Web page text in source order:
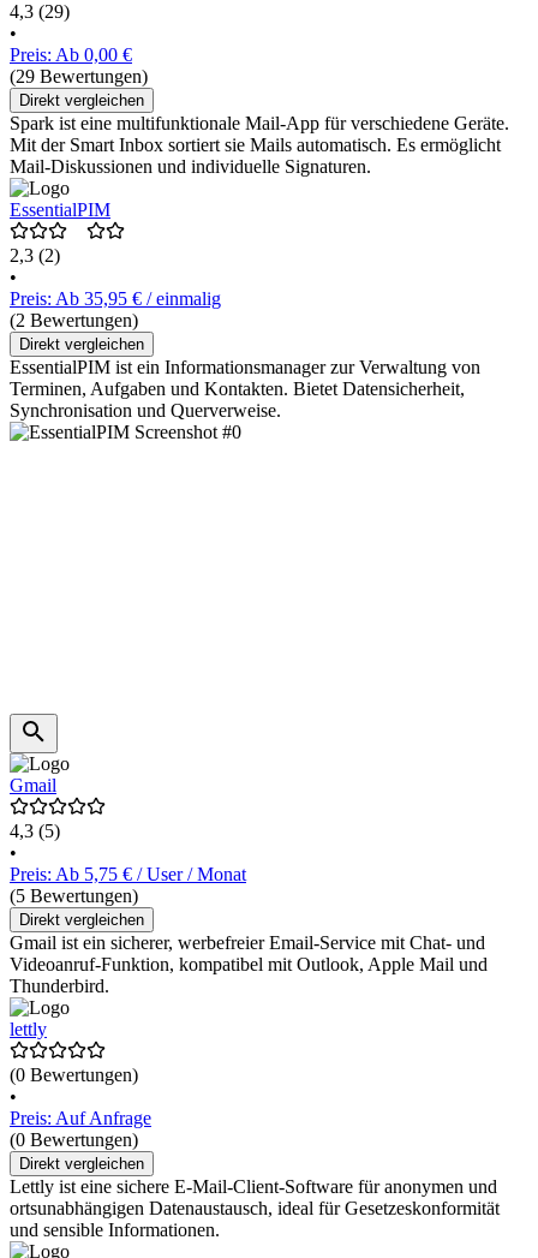
4,3 (29)
•
Preis: Ab 0,00 €
(29 Bewertungen)
Direkt vergleichen
Spark ist eine multifunktionale Mail-App für verschiedene Geräte.
Mit der Smart Inbox sortiert sie Mails automatisch. Es ermöglicht
Mail-Diskussionen und individuelle Signaturen.
EssentialPIM
2,3 (2)
•
Preis: Ab 35,95 € / einmalig
(2 Bewertungen)
Direkt vergleichen
EssentialPIM ist ein Informationsmanager zur Verwaltung von
Terminen, Aufgaben und Kontakten. Bietet Datensicherheit,
Synchronisation und Querverweise.
Gmail
4,3 (5)
•
Preis: Ab 5,75 € / User / Monat
(5 Bewertungen)
Direkt vergleichen
Gmail ist ein sicherer, werbefreier Email-Service mit Chat- und
Videoanruf-Funktion, kompatibel mit Outlook, Apple Mail und
Thunderbird.
lettly
(0 Bewertungen)
•
Preis: Auf Anfrage
(0 Bewertungen)
Direkt vergleichen
Lettly ist eine sichere E-Mail-Client-Software für anonymen und
ortsunabhängigen Datenaustausch, ideal für Gesetzeskonformität
und sensible Informationen.